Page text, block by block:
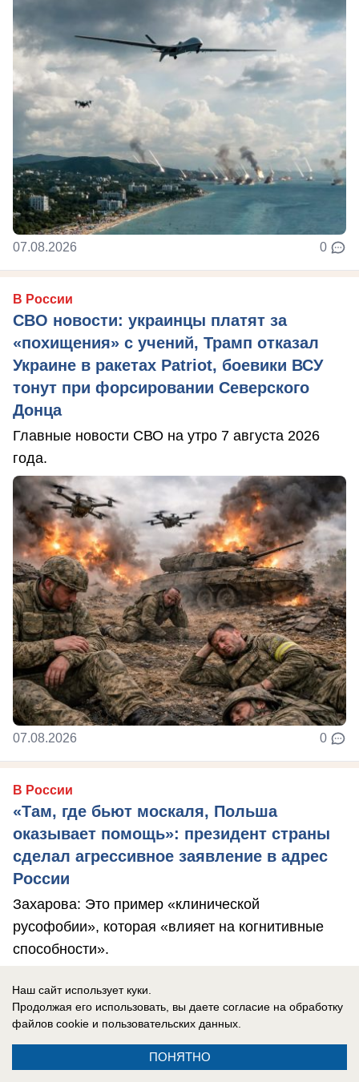
07.08.2026 0
В России
СВО новости: украинцы платят за
«похищения» с учений, Трамп отказал
Украине в ракетах Patriot, боевики ВСУ
тонут при форсировании Северского
Донца
Главные новости СВО на утро 7 августа 2026
года.
07.08.2026 0
В России
«Там, где бьют москаля, Польша
оказывает помощь»: президент страны
сделал агрессивное заявление в адрес
России
Захарова: Это пример «клинической
русофобии», которая «влияет на когнитивные
способности».
Наш сайт использует куки.
Продолжая его использовать, вы даете согласие на обработку
файлов cookie и пользовательских данных.
ПОНЯТНО